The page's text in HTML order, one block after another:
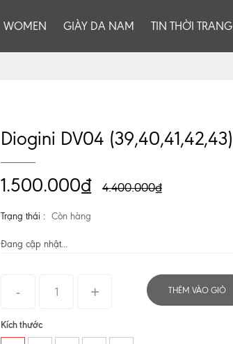
WOMEN GIÀY DA NAM TIN THỜI TRANG
Diogini DV04 (39,40,41,42,43)
1.500.000₫ 4.400.000₫
Trạng thái : Còn hàng
Đang cập nhật...
Kích thước
THÊM VÀO GIỎ